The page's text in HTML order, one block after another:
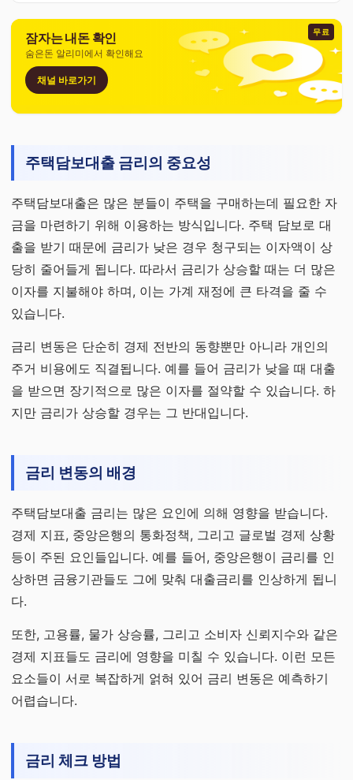
무료
잠자는 내돈 확인
숨은돈 알리미에서 확인해요
채널 바로가기
주택담보대출 금리의 중요성
주택담보대출은 많은 분들이 주택을 구매하는데 필요한 자
금을 마련하기 위해 이용하는 방식입니다. 주택 담보로 대
출을 받기 때문에 금리가 낮은 경우 청구되는 이자액이 상
당히 줄어들게 됩니다. 따라서 금리가 상승할 때는 더 많은
이자를 지불해야 하며, 이는 가계 재정에 큰 타격을 줄 수
있습니다.
금리 변동은 단순히 경제 전반의 동향뿐만 아니라 개인의
주거 비용에도 직결됩니다. 예를 들어 금리가 낮을 때 대출
을 받으면 장기적으로 많은 이자를 절약할 수 있습니다. 하
지만 금리가 상승할 경우는 그 반대입니다.
금리 변동의 배경
주택담보대출 금리는 많은 요인에 의해 영향을 받습니다.
경제 지표, 중앙은행의 통화정책, 그리고 글로벌 경제 상황
등이 주된 요인들입니다. 예를 들어, 중앙은행이 금리를 인
상하면 금융기관들도 그에 맞춰 대출금리를 인상하게 됩니
다.
또한, 고용률, 물가 상승률, 그리고 소비자 신뢰지수와 같은
경제 지표들도 금리에 영향을 미칠 수 있습니다. 이런 모든
요소들이 서로 복잡하게 얽혀 있어 금리 변동은 예측하기
어렵습니다.
금리 체크 방법